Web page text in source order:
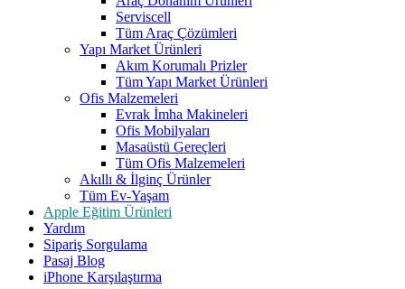
Serviscell
Tüm Araç Çözümleri
Yapı Market Ürünleri
Akım Korumalı Prizler
Tüm Yapı Market Ürünleri
Ofis Malzemeleri
Evrak İmha Makineleri
Ofis Mobilyaları
Masaüstü Gereçleri
Tüm Ofis Malzemeleri
Akıllı & İlginç Ürünler
Tüm Ev-Yaşam
Apple Eğitim Ürünleri
Yardım
Sipariş Sorgulama
Pasaj Blog
iPhone Karşılaştırma